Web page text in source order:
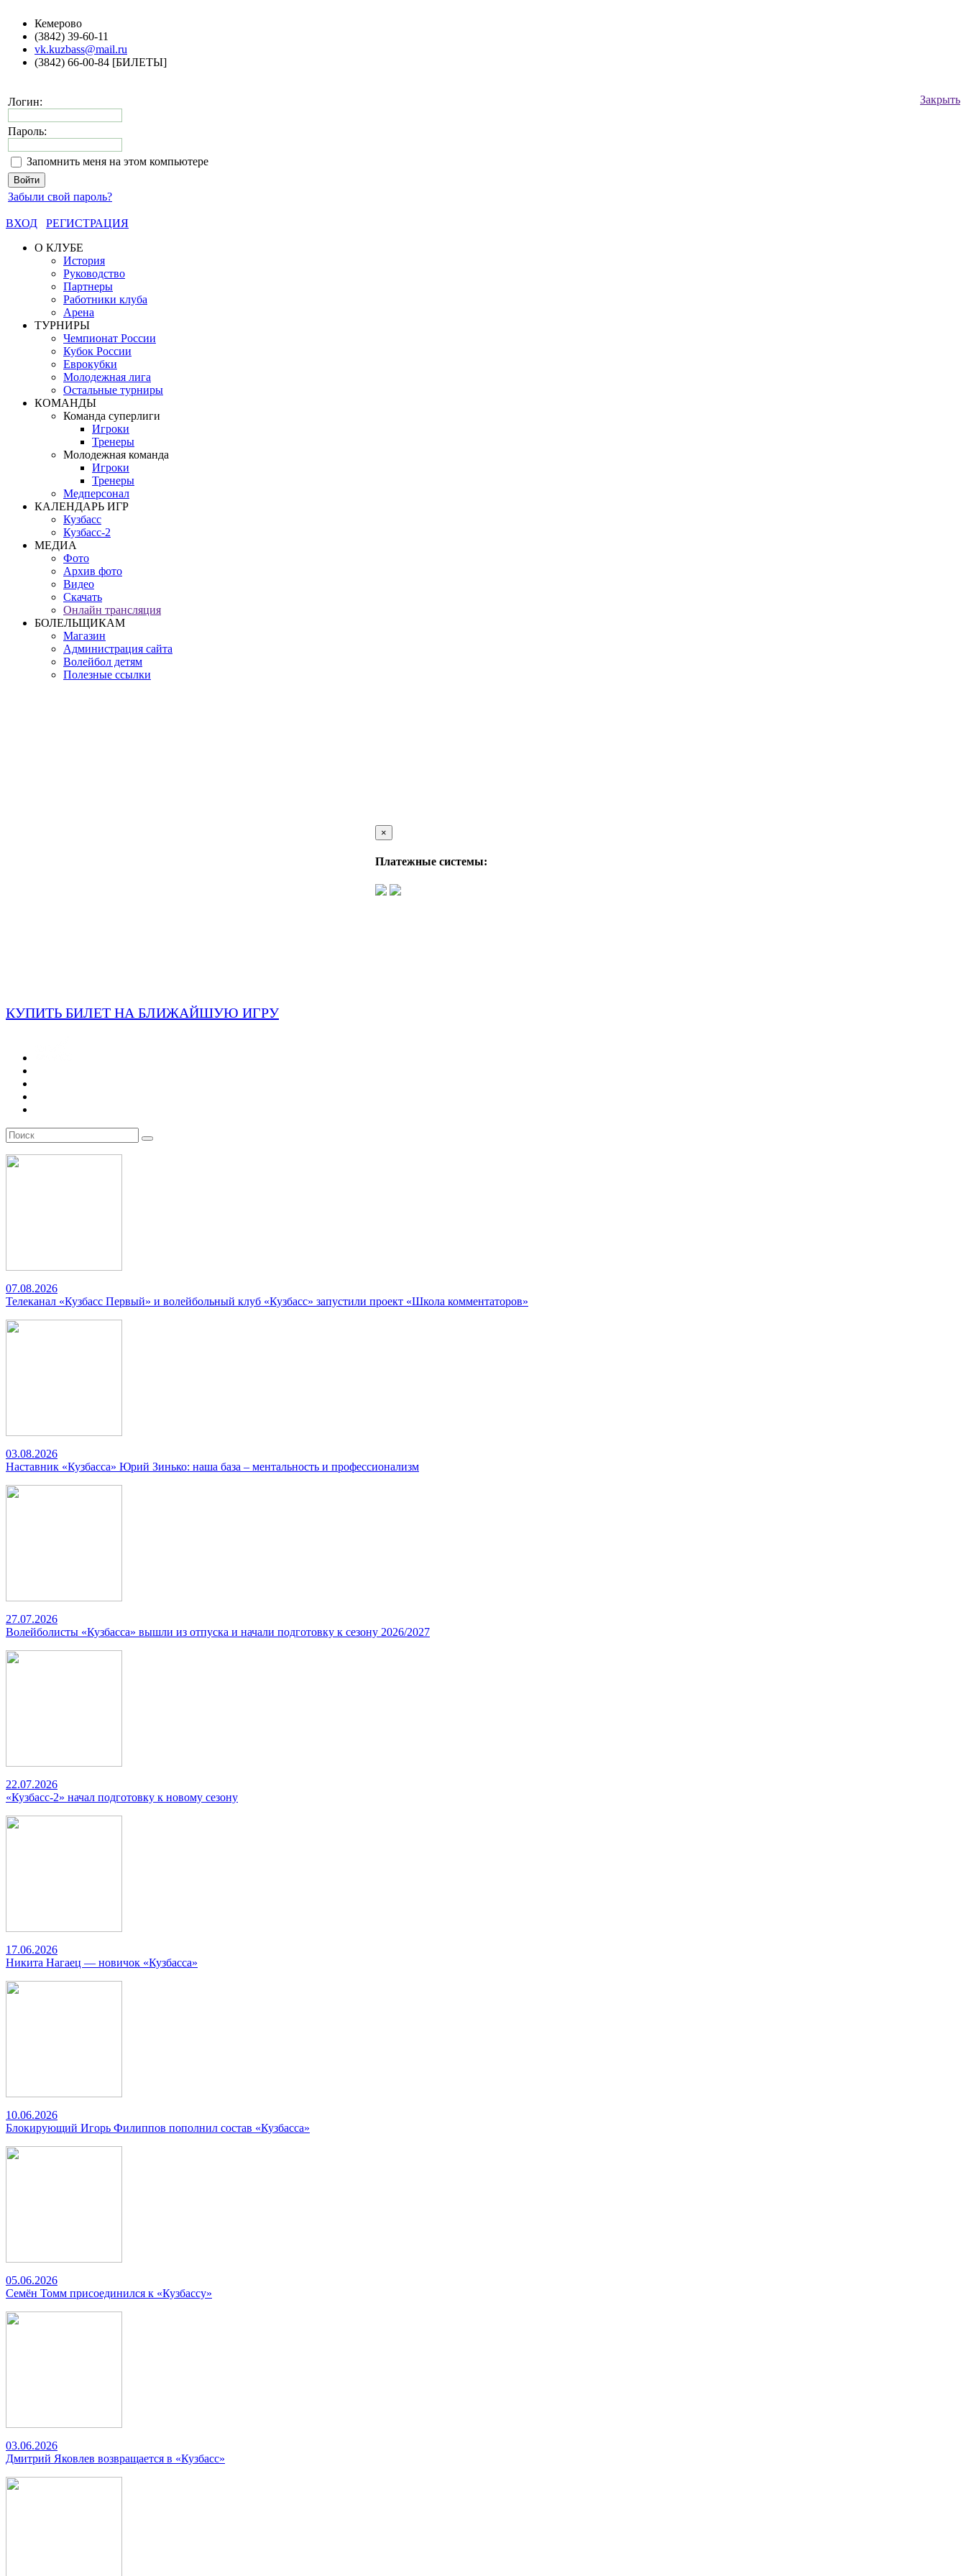
Кемерово
(3842) 39-60-11
vk.kuzbass@mail.ru
(3842) 66-00-84 [БИЛЕТЫ]
Закрыть
Логин:
Пароль:
Запомнить меня на этом компьютере
Забыли свой пароль?
ВХОД
РЕГИСТРАЦИЯ
О КЛУБЕ
История
Руководство
Партнеры
Работники клуба
Арена
ТУРНИРЫ
Чемпионат России
Кубок России
Еврокубки
Молодежная лига
Остальные турниры
КОМАНДЫ
Команда суперлиги
Игроки
Тренеры
Молодежная команда
Игроки
Тренеры
Медперсонал
КАЛЕНДАРЬ ИГР
Кузбасс
Кузбасс-2
МЕДИА
Фото
Архив фото
Видео
Скачать
Онлайн трансляция
БОЛЕЛЬЩИКАМ
Магазин
Администрация сайта
Волейбол детям
Полезные ссылки
×
Платежные системы:
КУПИТЬ БИЛЕТ НА БЛИЖАЙШУЮ ИГРУ
07.08.2026
Телеканал «Кузбасс Первый» и волейбольный клуб «Кузбасс» запустили проект «Школа комментаторов»
03.08.2026
Наставник «Кузбасса» Юрий Зинько: наша база – ментальность и профессионализм
27.07.2026
Волейболисты «Кузбасса» вышли из отпуска и начали подготовку к сезону 2026/2027
22.07.2026
«Кузбасс-2» начал подготовку к новому сезону
17.06.2026
Никита Нагаец — новичок «Кузбасса»
10.06.2026
Блокирующий Игорь Филиппов пополнил состав «Кузбасса»
05.06.2026
Семён Томм присоединился к «Кузбассу»
03.06.2026
Дмитрий Яковлев возвращается в «Кузбасс»